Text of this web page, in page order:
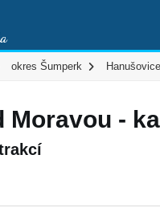
okres Šumperk Hanušovice
Moravou -